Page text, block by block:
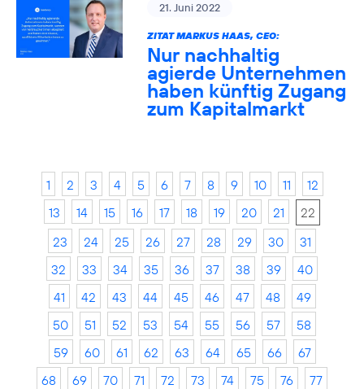
21. Juni 2022
ZITAT MARKUS HAAS, CEO:
Nur nachhaltig
agierde Unternehmen
haben künftig Zugang
zum Kapitalmarkt
1 2 3 4 5 6 7 8 9 10 11
12
13
14 15 16 17 18 19 20 21
22
23
24 25 26 27 28 29 30
31
32
33 34 35 36 37 38 39
40
41
42 43 44 45 46 47 48
49
50
51 52 53 54 55 56 57
58
59
60 61 62 63 64 65 66
67
68
69 70 71 72 73 74 75 76
77